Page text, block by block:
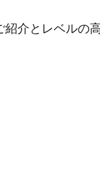
介とレベルの